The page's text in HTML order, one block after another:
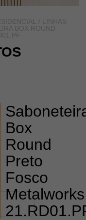
/
LINHAS
BOX ROUND
Box
Round
Preto
Fosco
Metalworks